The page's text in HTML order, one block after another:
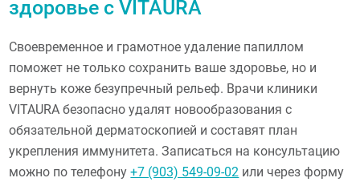
здоровье с VITAURA
Своевременное и грамотное удаление папиллом
поможет не только сохранить ваше здоровье, но и
вернуть коже безупречный рельеф. Врачи клиники
VITAURA безопасно удалят новообразования с
обязательной дерматоскопией и составят план
укрепления иммунитета. Записаться на консультацию
можно по телефону+7 (903) 549-09-02 или через форму